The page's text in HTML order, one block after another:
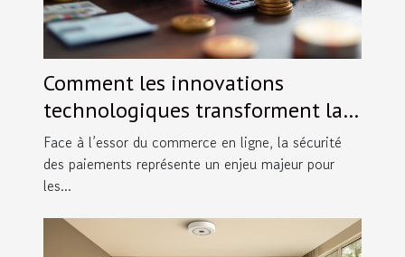
Comment les innovations
technologiques transforment la
sécurité des paiements en ligne ?
Face à l’essor du commerce en ligne, la sécurité
des paiements représente un enjeu majeur pour
les...